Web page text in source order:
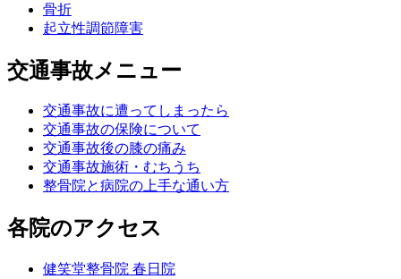
骨折
起立性調節障害
交通事故メニュー
交通事故に遭ってしまったら
交通事故の保険について
交通事故後の膝の痛み
交通事故施術・むちうち
整骨院と病院の上手な通い方
各院のアクセス
健笑堂整骨院 春日院